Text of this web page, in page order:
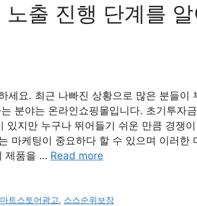
출 진행 단계를
세요. 최근 나빠진 상황으로 많은 분들이
분야는 온라인쇼핑몰입니다. 초기투자
지만 누구나 뛰어들기 쉬운 만큼 경쟁이
마케팅이 중요하다 할 수 있으며 이러한
제품을 … Read more
트스토어광고, 스스순위보장